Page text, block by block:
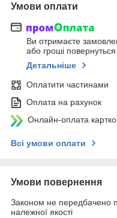
Умови оплати
Ви отримаєте
або гроші
Детальніше
Оплатити частинами
Оплата на рахунок
Онлайн-оплата
Всі умови оплати
Умови повернення
Законом не передбачено
належної якості